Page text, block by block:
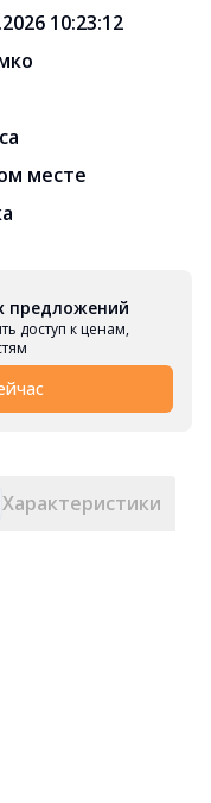
10:23:12
месте
предложений
доступ к ценам,
Характеристики